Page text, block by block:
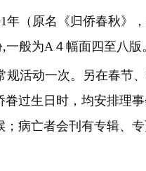
（原名《归侨春秋》
般为A４幅面四至八版
活动一次。另在春节
过生日时，均安排理
病亡者会刊有专辑、专